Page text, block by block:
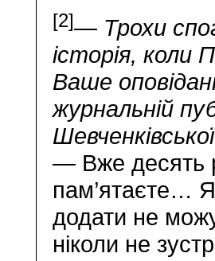
[2]— Трохи
історія, коли
Ваше
журнальній
— Вже десять
пам’ятаєте… Я
додати не
ніколи не